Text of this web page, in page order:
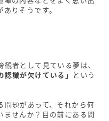
りそうです。
者として見ている夢は、
認識が欠けている」
という
問題があって、それから何
ませんか？目の前にある問